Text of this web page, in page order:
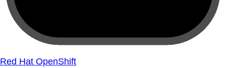
Red Hat OpenShift